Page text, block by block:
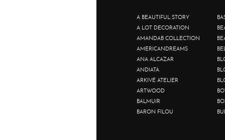
A BEAUTIFUL STORY
A LOT DECORATION
AMANDAB COLLECTION
AMERICANDREAMS
ANA ALCAZAR
ANDIATA
ARKIVÉ ATELIER
ARTWOOD
BALMUIR
BARON FILOU